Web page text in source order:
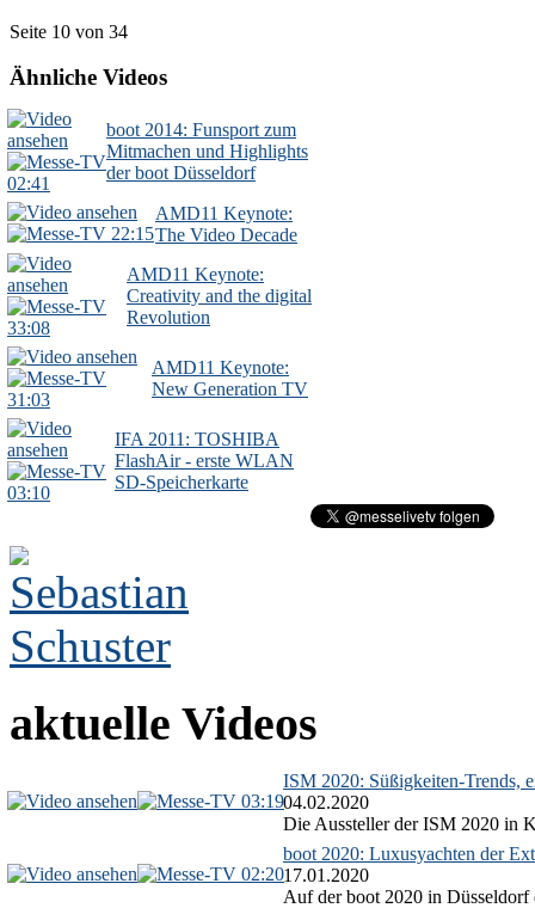
Seite 10 von 34
Ähnliche Videos
02:41
boot 2014: Funsport zum
Mitmachen und Highlights
der boot Düsseldorf
22:15
AMD11 Keynote:
The Video Decade
33:08
AMD11 Keynote:
Creativity and the digital
Revolution
31:03
AMD11 Keynote:
New Generation TV
03:10
IFA 2011: TOSHIBA
FlashAir - erste WLAN
SD-Speicherkarte
aktuelle Videos
03:19
ISM 2020: Süßigkeiten-Trends,
04.02.2020
Die Aussteller der ISM 2020 in
02:20
boot 2020: Luxusyachten der
17.01.2020
Auf der boot 2020 in Düsseldorf